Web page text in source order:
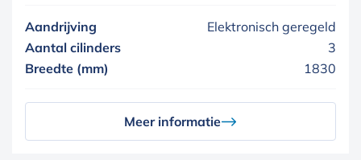
Aandrijving
Elektronisch geregeld
Aantal cilinders
3
Breedte (mm)
1830
Meer informatie